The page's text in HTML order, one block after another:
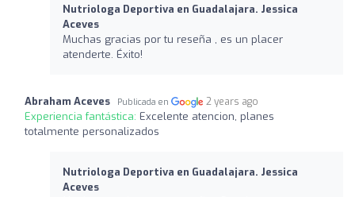
Nutriologa Deportiva en Guadalajara. Jessica
Aceves
Muchas gracias por tu reseña , es un placer
atenderte. Éxito!
Abraham Aceves Publicada en 2 years ago
Experiencia fantástica: Excelente atencion, planes
totalmente personalizados
Nutriologa Deportiva en Guadalajara. Jessica
Aceves